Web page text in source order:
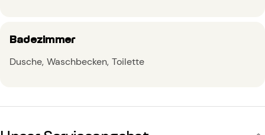
Badezimmer
Dusche Waschbecken Toilette